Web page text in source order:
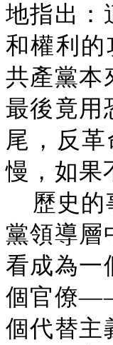
地指出：
和權利
共產黨本
最後竟用
尾，反
慢，如果
歷史的
黨領導層
看成為
個官僚
個代替主